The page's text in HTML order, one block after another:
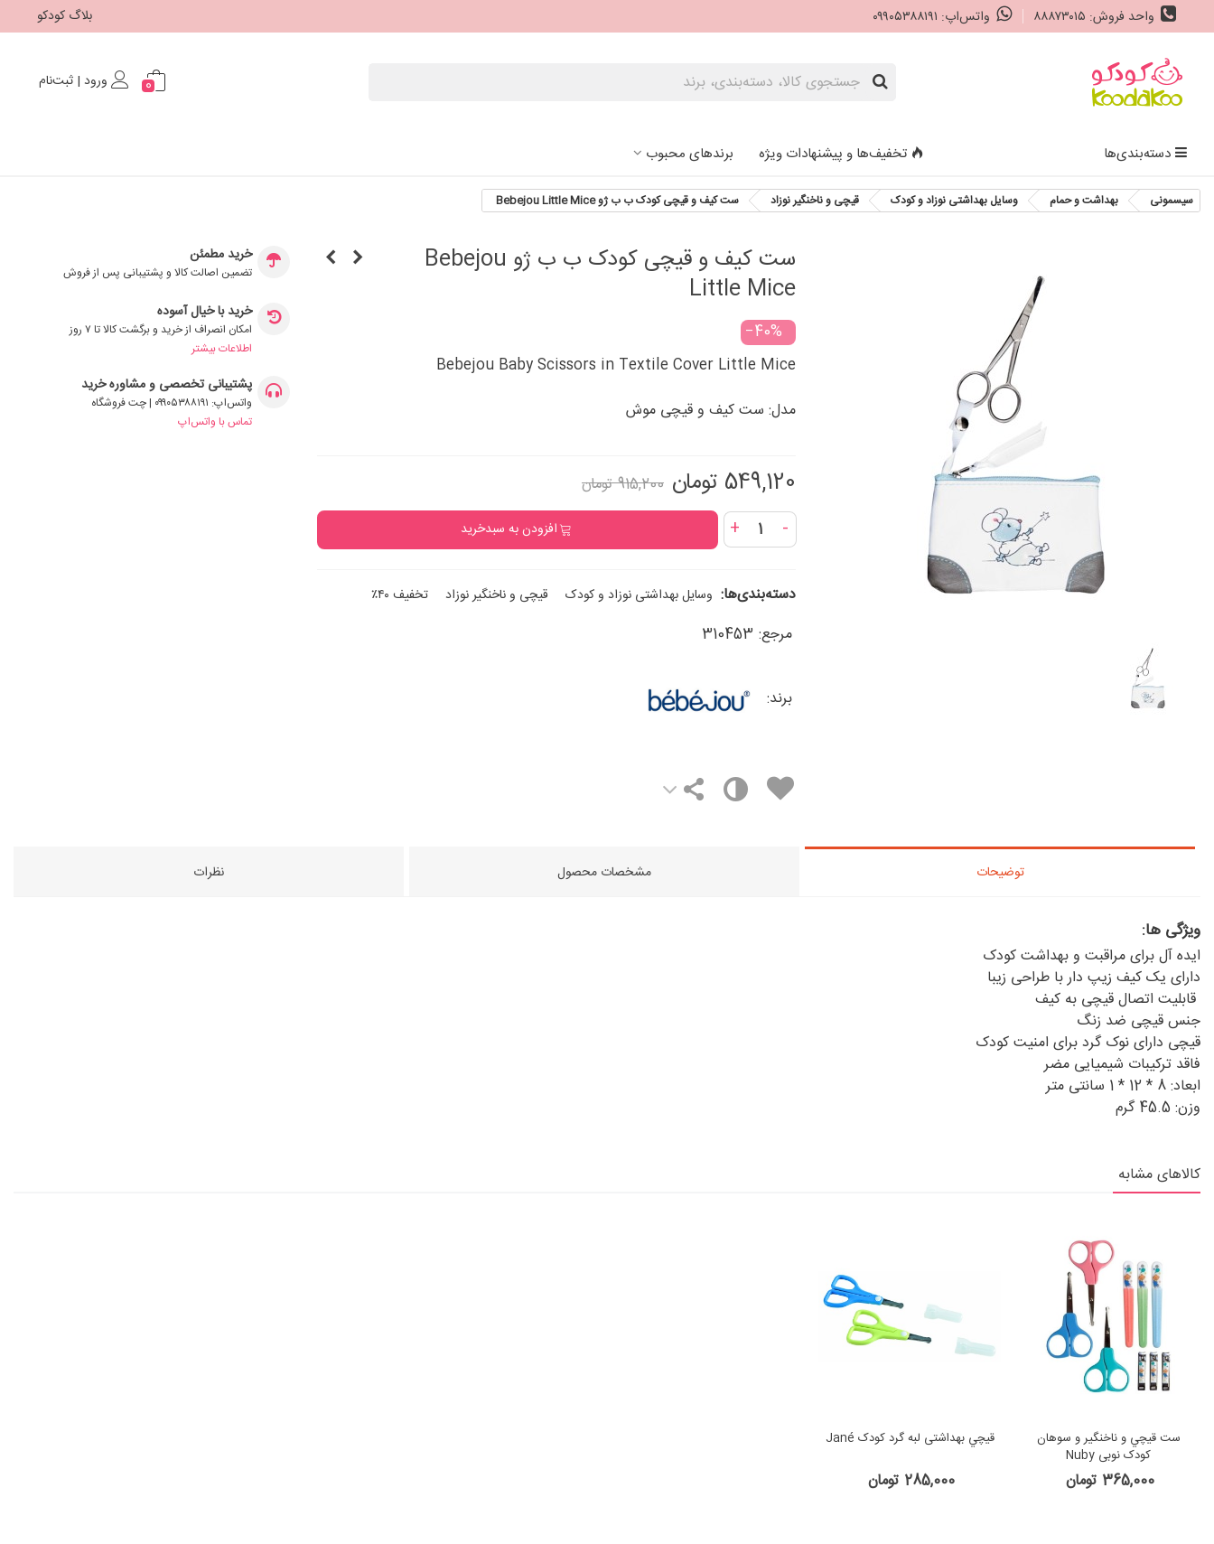
واحد فروش: ۸۸۸۷۳۰۱۵ واتس‌اپ: ۰۹۹۰۵۳۸۸۱۹۱ بلاگ کودکو
0 ورود | ثبت‌نام
دسته‌بندی‌ها تخفیف‌ها و پیشنهادات ویژه برندهای محبوب
سیسمونی بهداشت و حمام وسایل بهداشتی نوزاد و کودک قیچی و ناخنگیر نوزاد ست کیف و قیچی کودک ب ب ژو Bebejou Little Mice
ست کیف و قیچی کودک ب ب ژو Bebejou
Little Mice
‎−40%
Bebejou Baby Scissors in Textile Cover Little Mice
مدل: ست کیف و قیچی موش
549,120 تومان 915,200 تومان
-
+ افزودن به سبدخرید
دسته‌بندی‌ها: وسایل بهداشتی نوزاد و کودک قیچی و ناخنگیر نوزاد تخفیف ۴۰٪
مرجع: 310453
برند:
خرید مطمئن
تضمین اصالت کالا و پشتیبانی پس از فروش
خرید با خیال آسوده
امکان انصراف از خرید و برگشت کالا تا ۷ روز
اطلاعات بیشتر
پشتیبانی تخصصی و مشاوره خرید
واتس‌اپ: ۰۹۹۰۵۳۸۸۱۹۱ | چت فروشگاه
تماس با واتس‌اپ
توضیحات مشخصات محصول نظرات
ویژگی ها:
ایده آل برای مراقبت و بهداشت کودک
دارای یک کیف زیپ دار با طراحی زیبا
قابلیت اتصال قیچی به کیف
جنس قیچی ضد زنگ
قیچی دارای نوک گرد برای امنیت کودک
فاقد ترکیبات شیمیایی مضر
ابعاد: 8 * 12 * 1 سانتی متر
وزن: 45.5 گرم
کالاهای مشابه
ست قيچي و ناخنگير و سوهان
کودک نوبی Nuby
365,000 تومان
قيچي بهداشتی لبه گرد کودک Jané
285,000 تومان